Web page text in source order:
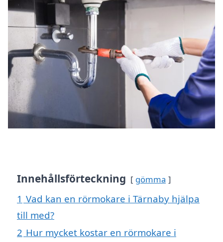
Innehållsförteckning gömma
1 Vad kan en rörmokare i Tärnaby hjälpa
till med?
2 Hur mycket kostar en rörmokare i